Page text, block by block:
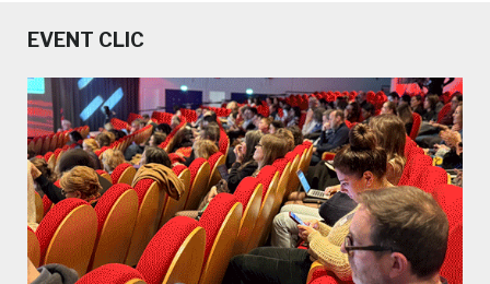
EVENT CLIC